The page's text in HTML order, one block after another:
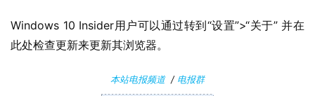
Windows 10 Insider用户可以通过转到“设置”>“关于” 并在
此处检查更新来更新其浏览器。
本站电报频道/ 电报群